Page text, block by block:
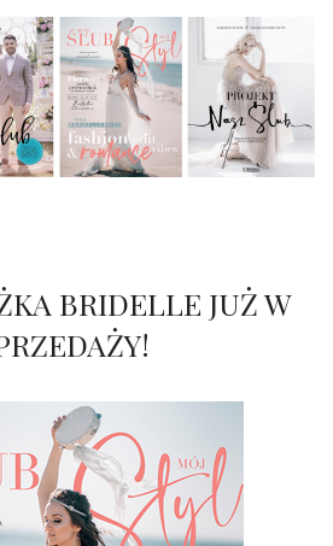
BRIDELLE JUŻ W